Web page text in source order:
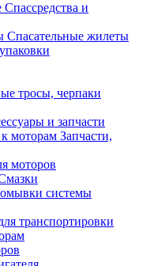
Спассредства и
Спасательные жилеты
тросы, черпаки
и запчасти
Запчасти,
моторов
системы
транспортировки